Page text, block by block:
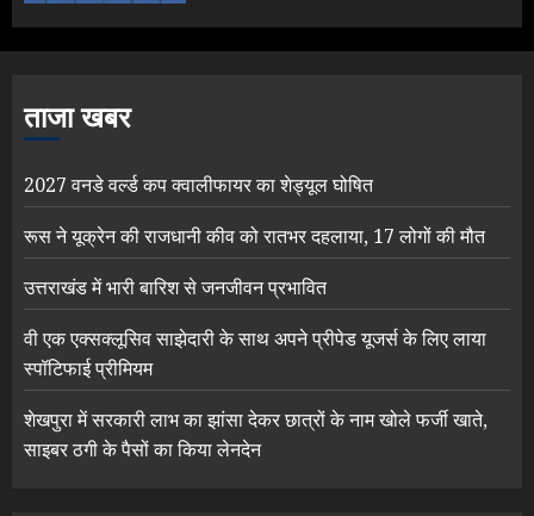
ताजा खबर
2027 वनडे वर्ल्ड कप क्वालीफायर का शेड्यूल घोषित
रूस ने यूक्रेन की राजधानी कीव को रातभर दहलाया, 17 लोगों की मौत
उत्तराखंड में भारी बारिश से जनजीवन प्रभावित
वी एक एक्सक्लूसिव साझेदारी के साथ अपने प्रीपेड यूजर्स के लिए लाया
स्पॉटिफाई प्रीमियम
शेखपुरा में सरकारी लाभ का झांसा देकर छात्रों के नाम खोले फर्जी खाते,
साइबर ठगी के पैसों का किया लेनदेन